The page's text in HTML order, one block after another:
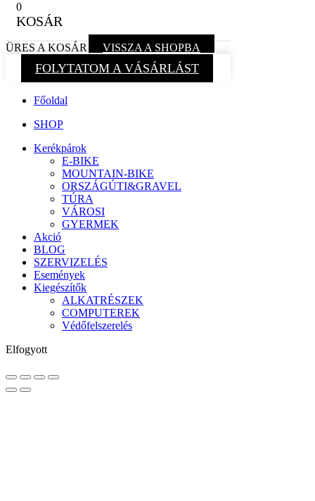
0
KOSÁR
ÜRES A KOSÁR VISSZA A SHOPBA
FOLYTATOM A VÁSÁRLÁST
Főoldal
SHOP
Kerékpárok
E-BIKE
MOUNTAIN-BIKE
ORSZÁGÚTI&GRAVEL
TÚRA
VÁROSI
GYERMEK
Akció
BLOG
SZERVIZELÉS
Események
Kiegészítők
ALKATRÉSZEK
COMPUTEREK
Védőfelszerelés
Elfogyott